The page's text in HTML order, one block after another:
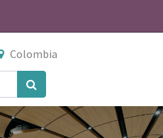
Colombia